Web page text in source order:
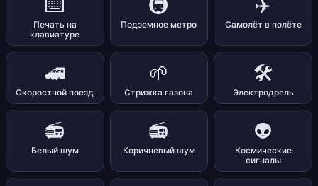
⌨️
Печать на
клавиатуре
🚇
Подземное метро
✈️
Самолёт в полёте
🚄
Скоростной поезд
🌱
Стрижка газона
🛠️
Электродрель
📻
Белый шум
📻
Коричневый шум
👽
Космические
сигналы